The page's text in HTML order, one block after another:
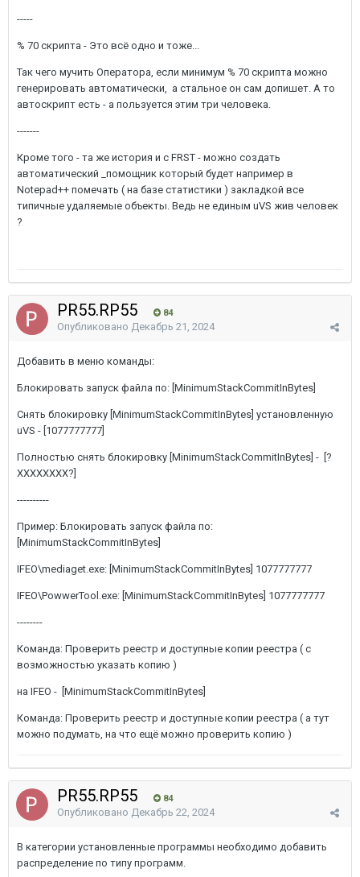
-----
% 70 скрипта - Это всё одно и тоже...
Так чего мучить Оператора, если минимум % 70 скрипта можно
генерировать автоматически, а стальное он сам допишет. А то
автоскрипт есть - а пользуется этим три человека.
-------
Кроме того - та же история и с FRST - можно создать
автоматический _помощник который будет например в
Notepad++ помечать ( на базе статистики ) закладкой все
типичные удаляемые объекты. Ведь не единым uVS жив человек
?
PR55.RP55 84
Опубликовано Декабрь 21, 2024
Добавить в меню команды:
Блокировать запуск файла по: [MinimumStackCommitInBytes]
Снять блокировку [MinimumStackCommitInBytes] установленную
uVS - [1077777777]
Полностью снять блокировку [MinimumStackCommitInBytes] - [?
ХХХХХХХХ?]
----------
Пример: Блокировать запуск файла по:
[MinimumStackCommitInBytes]
IFEO\mediaget.exe: [MinimumStackCommitInBytes] 1077777777
IFEO\PowwerTool.exe: [MinimumStackCommitInBytes] 1077777777
--------
Команда: Проверить реестр и доступные копии реестра ( с
возможностью указать копию )
на IFEO - [MinimumStackCommitInBytes]
Команда: Проверить реестр и доступные копии реестра ( а тут
можно подумать, на что ещё можно проверить копию )
PR55.RP55 84
Опубликовано Декабрь 22, 2024
В категории установленные программы необходимо добавить
распределение по типу программ.